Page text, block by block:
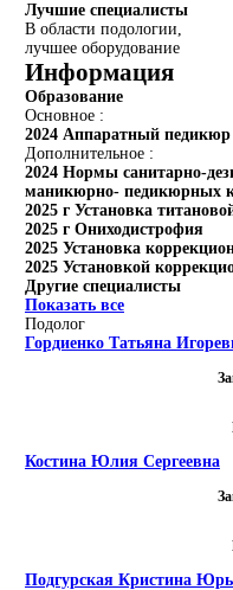
Лучшие специалисты
В области подологии,
лучшее оборудование
Информация
Образование
Основное :
2024 Аппаратный педикюр
Дополнительное :
2024 Нормы санитарно-
маникюрно- педикюрных
2025 г Установка
2025 г Ониходистрофия
2025 Установка
2025 Установкой
Другие специалисты
Показать все
Подолог
Гордиенко Татьяна
Костина Юлия Сергеевна
Подгурская Кристина